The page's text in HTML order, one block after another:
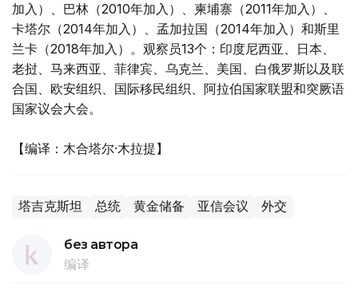
加入）、巴林（2010年加入）、柬埔寨（2011年加入）、
卡塔尔（2014年加入）、孟加拉国（2014年加入）和斯里
兰卡（2018年加入）。观察员13个：印度尼西亚、日本、
老挝、马来西亚、菲律宾、乌克兰、美国、白俄罗斯以及联
合国、欧安组织、国际移民组织、阿拉伯国家联盟和突厥语
国家议会大会。
【编译：木合塔尔·木拉提】
塔吉克斯坦 总统 黄金储备 亚信会议 外交
без автора
编译